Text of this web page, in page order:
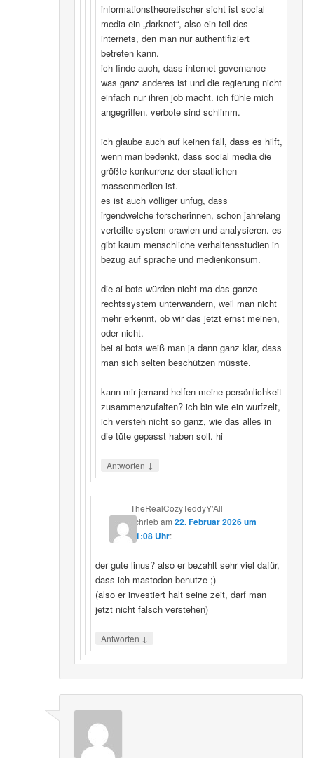
informationstheoretischer sicht ist social
media ein „darknet“, also ein teil des
internets, den man nur authentifiziert
betreten kann.
ich finde auch, dass internet governance
was ganz anderes ist und die regierung nicht
einfach nur ihren job macht. ich fühle mich
angegriffen. verbote sind schlimm.
ich glaube auch auf keinen fall, dass es hilft,
wenn man bedenkt, dass social media die
größte konkurrenz der staatlichen
massenmedien ist.
es ist auch völliger unfug, dass
irgendwelche forscherinnen, schon jahrelang
verteilte system crawlen und analysieren. es
gibt kaum menschliche verhaltensstudien in
bezug auf sprache und medienkonsum.
die ai bots würden nicht ma das ganze
rechtssystem unterwandern, weil man nicht
mehr erkennt, ob wir das jetzt ernst meinen,
oder nicht.
bei ai bots weiß man ja dann ganz klar, dass
man sich selten beschützen müsste.
kann mir jemand helfen meine persönlichkeit
zusammenzufalten? ich bin wie ein wurfzelt,
ich versteh nicht so ganz, wie das alles in
die tüte gepasst haben soll. hi
Antworten ↓
TheRealCozyTeddyY'All
schriebam22. Februar 2026 um
21:08 Uhr:
der gute linus? also er bezahlt sehr viel dafür,
dass ich mastodon benutze ;)
(also er investiert halt seine zeit, darf man
jetzt nicht falsch verstehen)
Antworten ↓